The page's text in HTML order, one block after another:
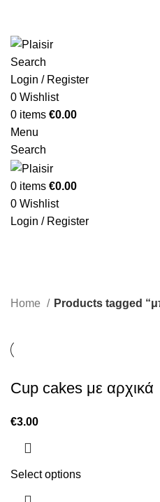
Search
Login / Register
0 Wishlist
0 items €0.00
Menu
Search
0 items €0.00
0 Wishlist
Login / Register
Home Products tagged
Cup cakes με αρχικά
€3.00
Select options